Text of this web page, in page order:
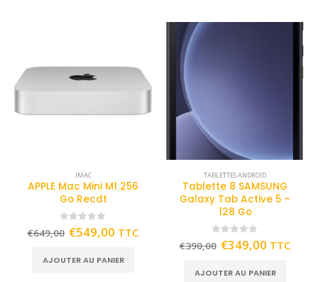
IMAC
APPLE Mac Mini M1 256
Go Recdt
out of 5
€649,00 €549,00 TTC
AJOUTER AU PANIER
TABLETTES ANDROID
Tablette 8 SAMSUNG
Galaxy Tab Active 5 –
128 Go
out of 5
€390,00 €349,00 TTC
AJOUTER AU PANIER